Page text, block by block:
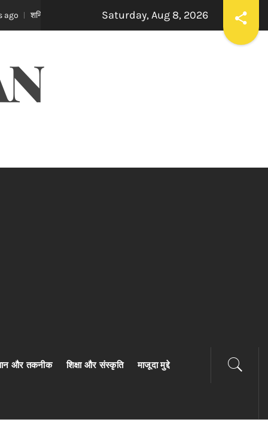
और आर्थिक लाभ रुके हुए काम पूरे होंगे कार्य स्थल में सफलता मिलेगी जानिए ज्योतिष
Saturday, Aug 8, 2026
और तकनीक शिक्षा और संस्कृति माजूदा मुद्दे